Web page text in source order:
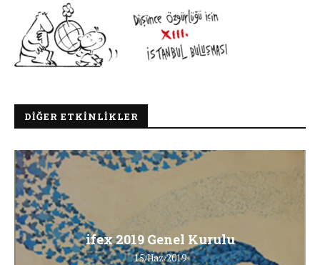
DIĞER ETKINLIKLER
ifex 2019 Genel Kurulu
15/Haz/2019